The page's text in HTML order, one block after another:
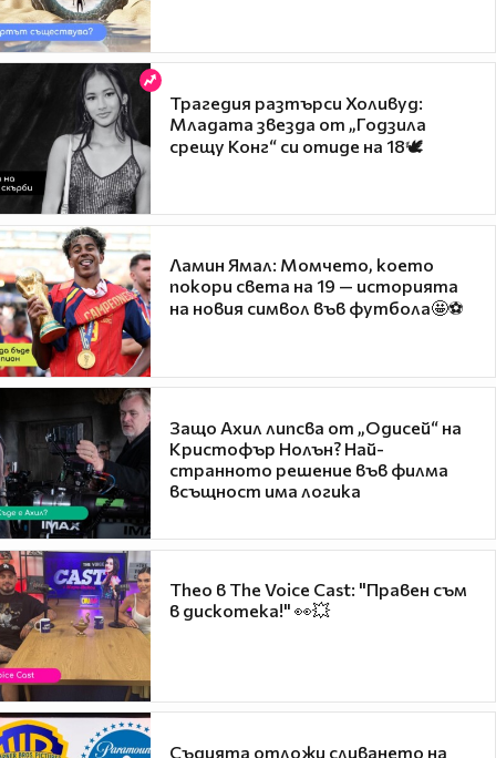
Трагедия разтърси Холивуд:
Младата звезда от „Годзила
срещу Конг“ си отиде на 18🕊️
Ламин Ямал: Момчето, което
покори света на 19 — историята
на новия символ във футбола🤩⚽
Защо Ахил липсва от „Одисей“ на
Кристофър Нолън? Най-
странното решение във филма
всъщност има логика
Theo в The Voice Cast: "Правен съм
в дискотека!" 👀💥
Съдията отложи сливането на